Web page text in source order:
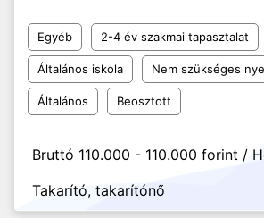
Egyéb 2-4 év szakmai tapasztalat
Általános iskola Nem szükséges
Általános Beosztott
Bruttó 110.000 - 110.000 forint /
Takarító, takarítónő